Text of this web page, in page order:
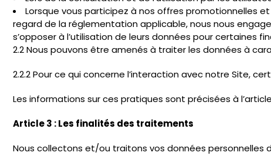
Lorsque vous participez à nos offres promotionnelles
regard de la réglementation applicable, nous nous
s’opposer à l’utilisation de leurs données pour
2.2 Nous pouvons être amenés à traiter les données à
2.2.2 Pour ce qui concerne l’interaction avec notre Site,
Les informations sur ces pratiques sont précisées à
Article 3 : Les finalités des traitements
Nous collectons et/ou traitons vos données personnelles